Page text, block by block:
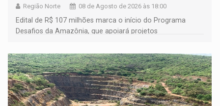
Região Norte 08 de Agosto de 2026 às 18:00
Edital de R$ 107 milhões marca o início do Programa
Desafios da Amazônia, que apoiará projetos
submissão de pré-propostas poderá ser feita até 1º de
setembro